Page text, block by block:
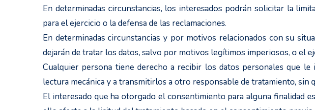
En determinadas circunstancias, los interesados podrán solicitar la
para el ejercicio o la defensa de las reclamaciones.
En determinadas circunstancias y por motivos relacionados con su
dejarán de tratar los datos, salvo por motivos legítimos imperiosos, o el
Cualquier persona tiene derecho a recibir los datos personales que
lectura mecánica y a transmitirlos a otro responsable de tratamiento, sin
El interesado que ha otorgado el consentimiento para alguna finalidad